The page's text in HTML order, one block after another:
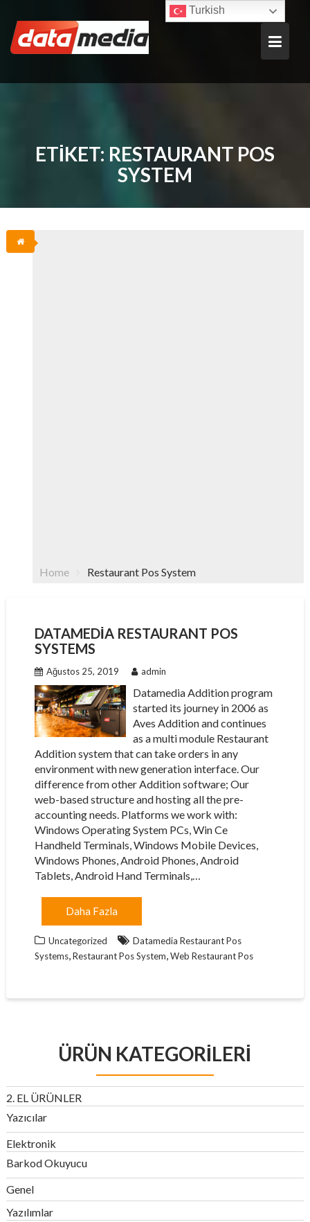
content
ETIKET: RESTAURANT POS
SYSTEM
Home Restaurant Pos System
DATAMEDIA RESTAURANT POS
SYSTEMS
Ağustos 25, 2019 admin
Datamedia Addition program
started its journey in 2006 as
Aves Addition and continues
as a multi module Restaurant
Addition system that can take orders in any
environment with new generation interface. Our
difference from other Addition software; Our
web-based structure and hosting all the pre-
accounting needs. Platforms we work with:
Windows Operating System PCs, Win Ce
Handheld Terminals, Windows Mobile Devices,
Windows Phones, Android Phones, Android
Tablets, Android Hand Terminals,…
Daha Fazla
Uncategorized
Datamedia Restaurant Pos
Systems,Restaurant Pos System,Web Restaurant Pos
ÜRÜN KATEGORILERI
2. EL ÜRÜNLER
Yazıcılar
Elektronik
Barkod Okuyucu
Genel
Yazılımlar
Turkish